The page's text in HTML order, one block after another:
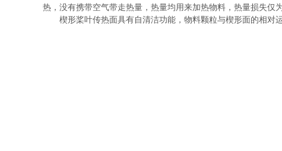
热，没有携带空气带走热量，热量均用来加热物料，热量损失仅
楔形桨叶传热面具有自清洁功能，物料颗粒与楔形面的相对运